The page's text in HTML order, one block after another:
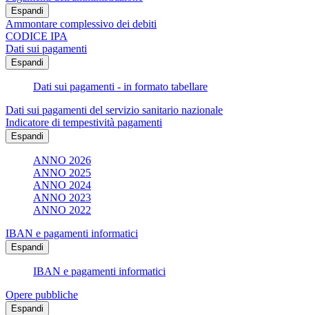
Espandi
Ammontare complessivo dei debiti
CODICE IPA
Dati sui pagamenti
Espandi
Dati sui pagamenti - in formato tabellare
Dati sui pagamenti del servizio sanitario nazionale
Indicatore di tempestività pagamenti
Espandi
ANNO 2026
ANNO 2025
ANNO 2024
ANNO 2023
ANNO 2022
IBAN e pagamenti informatici
Espandi
IBAN e pagamenti informatici
Opere pubbliche
Espandi